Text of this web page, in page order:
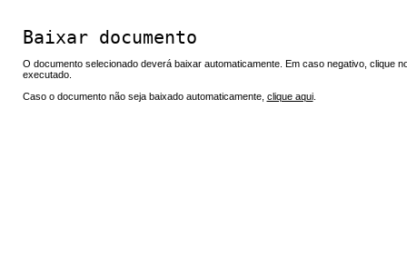
Baixar documento
O documento selecionado deverá baixar automaticamente. Em caso negativo, clique
executado.
Caso o documento não seja baixado automaticamente, clique aqui.